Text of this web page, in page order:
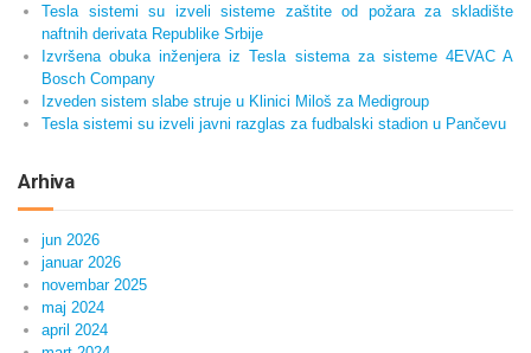
Tesla sistemi su izveli sisteme zaštite od požara za skladište
naftnih derivata Republike Srbije
Izvršena obuka inženjera iz Tesla sistema za sisteme 4EVAC A
Bosch Company
Izveden sistem slabe struje u Klinici Miloš za Medigroup
Tesla sistemi su izveli javni razglas za fudbalski stadion u Pančevu
Arhiva
jun 2026
januar 2026
novembar 2025
maj 2024
april 2024